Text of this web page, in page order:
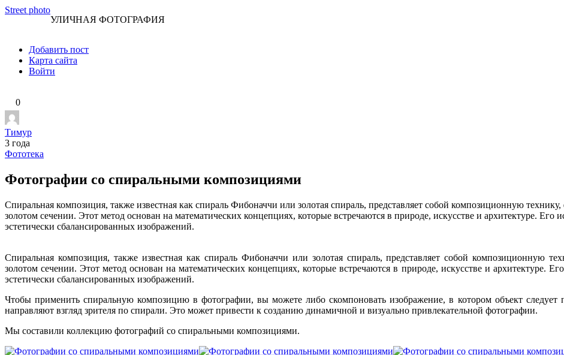
Перейти
Street photo
УЛИЧНАЯ ФОТОГРАФИЯ
Добавить пост
Карта сайта
Войти
0
Тимур
3 года
Фототека
Фотографии со спиральными композициями
Спиральная композиция, также известная как спираль Фибоначчи или золотая спираль, представляет собой композиционную
золотом сечении. Этот метод основан на математических концепциях, которые встречаются в природе, искусстве и архитектуре. Его
эстетически сбалансированных изображений.
Спиральная композиция, также известная как спираль Фибоначчи или золотая спираль, представляет собой композиционную
золотом сечении. Этот метод основан на математических концепциях, которые встречаются в природе, искусстве и архитектуре.
эстетически сбалансированных изображений.
Чтобы применить спиральную композицию в фотографии, вы можете либо скомпоновать изображение, в котором объект следует
направляют взгляд зрителя по спирали. Это может привести к созданию динамичной и визуально привлекательной фотографии.
Мы составили коллекцию фотографий со спиральными композициями.